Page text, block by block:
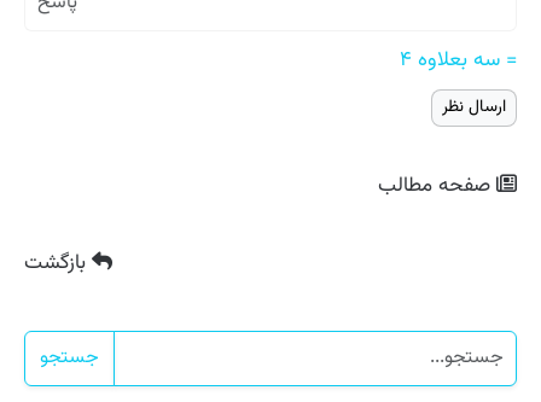
= سه بعلاوه ۴
صفحه مطالب
بازگشت
جستجو